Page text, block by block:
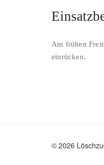
Am frühen
einrücken.
© 2026